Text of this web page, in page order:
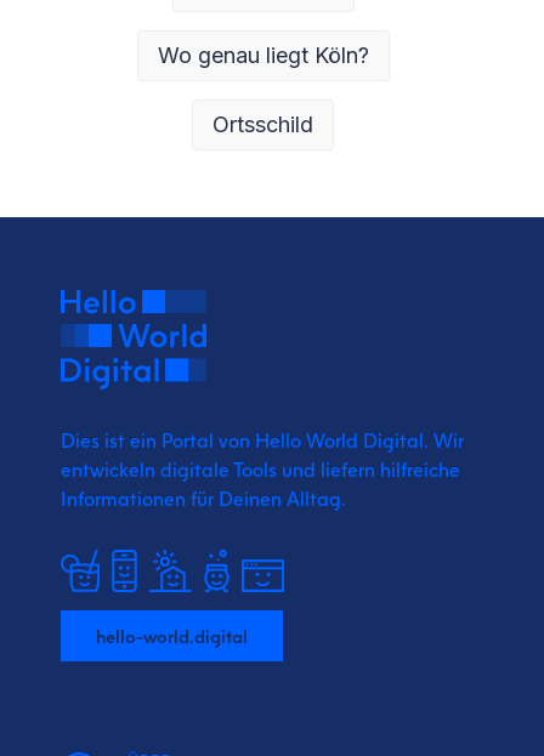
Wo genau liegt Köln?
Ortsschild
Dies ist ein Portal von Hello World Digital. Wir
entwickeln digitale Tools und liefern hilfreiche
Informationen für Deinen Alltag.
hello-world.digital